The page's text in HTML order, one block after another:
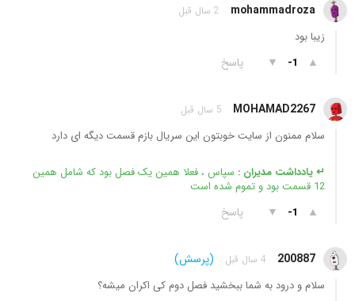
mohammadroza 2 سال قبل
زیبا بود
▲
-1
▼ پاسخ
MOHAMAD2267 5 سال قبل
سلام ممنون از سایت خوبتون این سریال بازم قسمت دیگه ای دارد
↵ یادداشت مدیران : سپاس ، فعلا همین یک فصل بود که شامل همین
12 قسمت بود و تموم شده است
▲
-1
▼ پاسخ
200887 4 سال قبل (پرسش)
سلام و درود به شما ببخشید فصل دوم کی اکران میشه؟